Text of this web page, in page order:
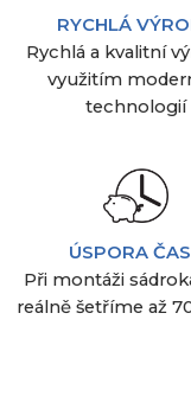
RYCHLÁ
Rychlá a kvalitní
využitím
technologií
ÚSPORA
Při montáži
reálně šetříme až